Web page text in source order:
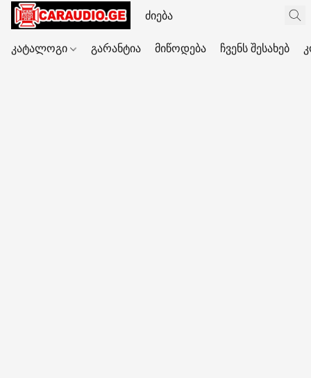
კატალოგი გარანტია მიწოდება ჩვენს შესახებ